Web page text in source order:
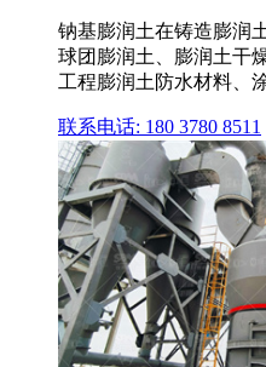
钠基膨润土在铸造膨润
球团膨润土、膨润土干
工程膨润土防水材料、
联系电话: 180 3780 8511